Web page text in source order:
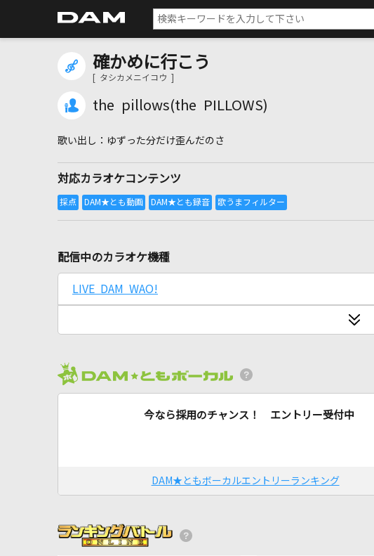
確かめに行こう
[ タシカメニイコウ ]
the pillows(the PILLOWS)
ゆずった分だけ歪んだのさ
対応カラオケコンテンツ
配信中のカラオケ機種
LIVE DAM WAO!
今なら採用のチャンス！ エントリー受付中
DAM★ともボーカルエントリーランキング